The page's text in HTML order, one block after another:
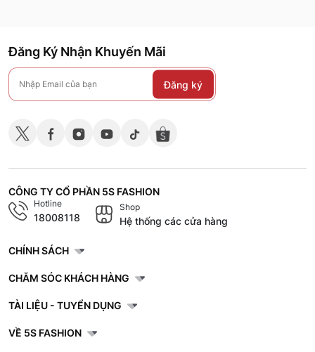
Đăng Ký Nhận Khuyến Mãi
Đăng ký
CÔNG TY CỔ PHẦN 5S FASHION
Hotline
18008118
Shop
Hệ thống các cửa hàng
CHÍNH SÁCH
CHĂM SÓC KHÁCH HÀNG
TÀI LIỆU - TUYỂN DỤNG
VỀ 5S FASHION